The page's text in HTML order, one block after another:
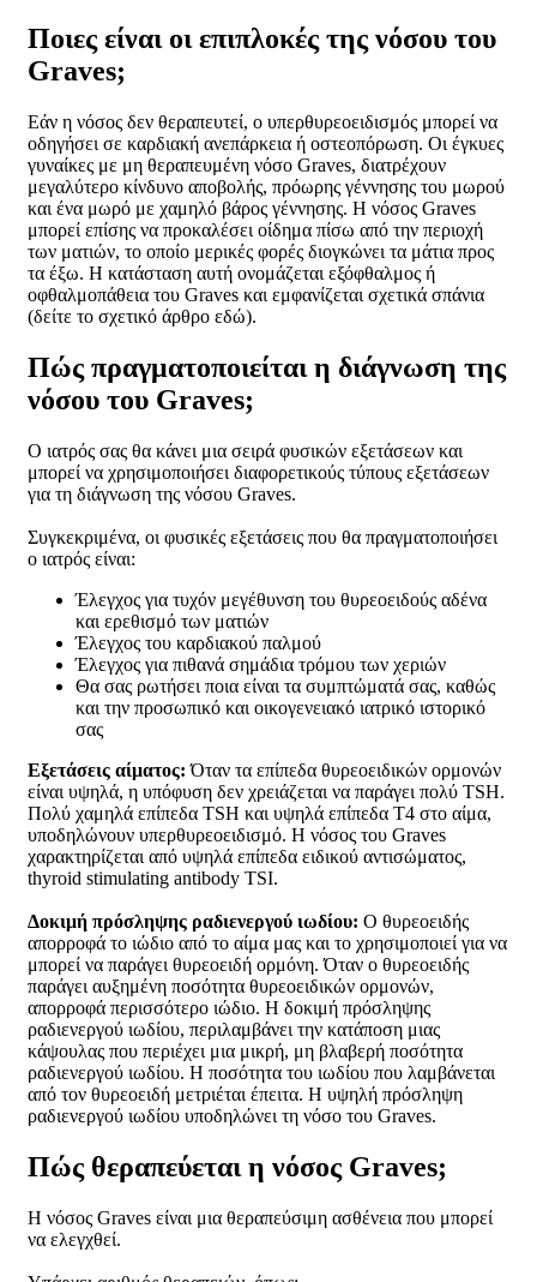
Ποιες είναι οι επιπλοκές της νόσου του
Graves;
Εάν η νόσος δεν θεραπευτεί, ο υπερθυρεοειδισμός μπορεί να
οδηγήσει σε καρδιακή ανεπάρκεια ή οστεοπόρωση. Οι έγκυες
γυναίκες με μη θεραπευμένη νόσο Graves, διατρέχουν
μεγαλύτερο κίνδυνο αποβολής, πρόωρης γέννησης του μωρού
και ένα μωρό με χαμηλό βάρος γέννησης. Η νόσος Graves
μπορεί επίσης να προκαλέσει οίδημα πίσω από την περιοχή
των ματιών, το οποίο μερικές φορές διογκώνει τα μάτια προς
τα έξω. Η κατάσταση αυτή ονομάζεται εξόφθαλμος ή
οφθαλμοπάθεια του Graves και εμφανίζεται σχετικά σπάνια
(δείτε το σχετικό άρθρο εδώ).
Πώς πραγματοποιείται η διάγνωση της
νόσου του Graves;
Ο ιατρός σας θα κάνει μια σειρά φυσικών εξετάσεων και
μπορεί να χρησιμοποιήσει διαφορετικούς τύπους εξετάσεων
για τη διάγνωση της νόσου Graves.
Συγκεκριμένα, οι φυσικές εξετάσεις που θα πραγματοποιήσει
ο ιατρός είναι:
Έλεγχος για τυχόν μεγέθυνση του θυρεοειδούς αδένα
και ερεθισμό των ματιών
Έλεγχος του καρδιακού παλμού
Έλεγχος για πιθανά σημάδια τρόμου των χεριών
Θα σας ρωτήσει ποια είναι τα συμπτώματά σας, καθώς
και την προσωπικό και οικογενειακό ιατρικό ιστορικό
σας
Εξετάσεις αίματος: Όταν τα επίπεδα θυρεοειδικών ορμονών
είναι υψηλά, η υπόφυση δεν χρειάζεται να παράγει πολύ TSH.
Πολύ χαμηλά επίπεδα TSH και υψηλά επίπεδα Τ4 στο αίμα,
υποδηλώνουν υπερθυρεοειδισμό. Η νόσος του Graves
χαρακτηρίζεται από υψηλά επίπεδα ειδικού αντισώματος,
thyroid stimulating antibody TSI.
Δοκιμή πρόσληψης ραδιενεργού ιωδίου: Ο θυρεοειδής
απορροφά το ιώδιο από το αίμα μας και το χρησιμοποιεί για να
μπορεί να παράγει θυρεοειδή ορμόνη. Όταν ο θυρεοειδής
παράγει αυξημένη ποσότητα θυρεοειδικών ορμονών,
απορροφά περισσότερο ιώδιο. Η δοκιμή πρόσληψης
ραδιενεργού ιωδίου, περιλαμβάνει την κατάποση μιας
κάψουλας που περιέχει μια μικρή, μη βλαβερή ποσότητα
ραδιενεργού ιωδίου. Η ποσότητα του ιωδίου που λαμβάνεται
από τον θυρεοειδή μετριέται έπειτα. Η υψηλή πρόσληψη
ραδιενεργού ιωδίου υποδηλώνει τη νόσο του Graves.
Πώς θεραπεύεται η νόσος Graves;
H νόσος Graves είναι μια θεραπεύσιμη ασθένεια που μπορεί
να ελεγχθεί.